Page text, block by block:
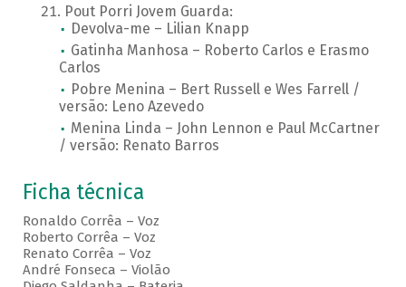
Pout Porri Jovem Guarda:
Devolva-me – Lilian Knapp
Gatinha Manhosa – Roberto Carlos e Erasmo
Carlos
Pobre Menina – Bert Russell e Wes Farrell /
versão: Leno Azevedo
Menina Linda – John Lennon e Paul McCartner
/ versão: Renato Barros
Ficha técnica
Ronaldo Corrêa – Voz
Roberto Corrêa – Voz
Renato Corrêa – Voz
André Fonseca – Violão